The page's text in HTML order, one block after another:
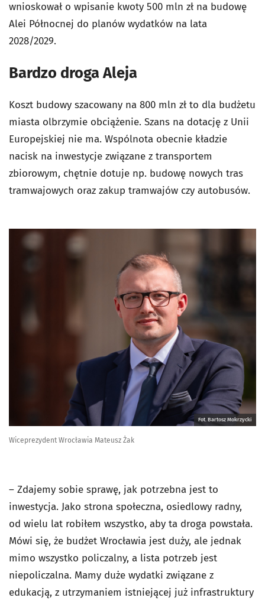
wnioskował o wpisanie kwoty 500 mln zł na budowę
Alei Północnej do planów wydatków na lata
2028/2029.
Bardzo droga Aleja
Koszt budowy szacowany na 800 mln zł to dla budżetu
miasta olbrzymie obciążenie. Szans na dotację z Unii
Europejskiej nie ma. Wspólnota obecnie kładzie
nacisk na inwestycje związane z transportem
zbiorowym, chętnie dotuje np. budowę nowych tras
tramwajowych oraz zakup tramwajów czy autobusów.
Fot. Bartosz Mokrzycki
Wiceprezydent Wrocławia Mateusz Żak
– Zdajemy sobie sprawę, jak potrzebna jest to
inwestycja. Jako strona społeczna, osiedlowy radny,
od wielu lat robiłem wszystko, aby ta droga powstała.
Mówi się, że budżet Wrocławia jest duży, ale jednak
mimo wszystko policzalny, a lista potrzeb jest
niepoliczalna. Mamy duże wydatki związane z
edukacją, z utrzymaniem istniejącej już infrastruktury